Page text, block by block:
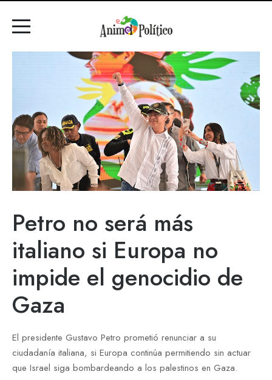
Petro no será más
italiano si Europa no
impide el genocidio de
Gaza
El presidente Gustavo Petro prometió renunciar a su
ciudadanía italiana, si Europa continúa permitiendo sin actuar
que Israel siga bombardeando a los palestinos en Gaza.